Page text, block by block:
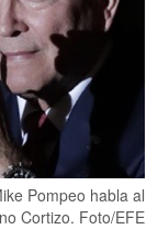
Pompeo habla al
Cortizo. Foto/EFE